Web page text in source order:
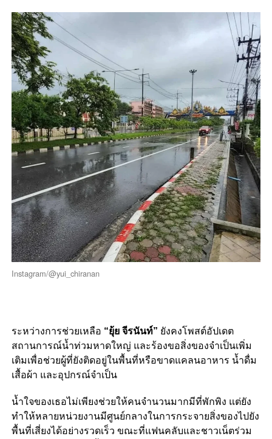
Instagram/@yui_chiranan
ระหว่างการช่วยเหลือ “ยุ้ย จีรนันท์” ยังคงโพสต์อัปเดต
สถานการณ์น้ำท่วมหาดใหญ่ และร้องขอสิ่งของจำเป็นเพิ่ม
เติมเพื่อช่วยผู้ที่ยังติดอยู่ในพื้นที่หรือขาดแคลนอาหาร น้ำดื่ม
เสื้อผ้า และอุปกรณ์จำเป็น
น้ำใจของเธอไม่เพียงช่วยให้คนจำนวนมากมีที่พักพิง แต่ยัง
ทำให้หลายหน่วยงานมีศูนย์กลางในการกระจายสิ่งของไปยัง
พื้นที่เสี่ยงได้อย่างรวดเร็ว ขณะที่แฟนคลับและชาวเน็ตร่วม